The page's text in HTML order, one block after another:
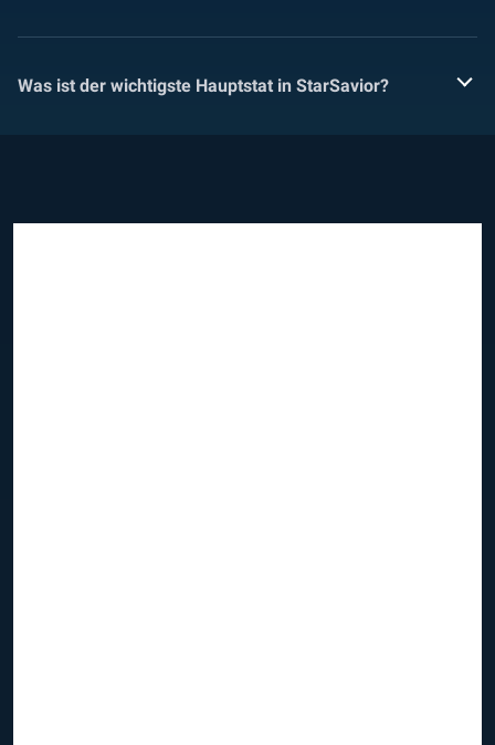
Was ist der wichtigste Hauptstat in StarSavior?